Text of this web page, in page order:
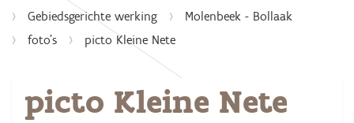
Gebiedsgerichte werking
Molenbeek - Bollaak
foto's
picto Kleine Nete
picto Kleine Nete